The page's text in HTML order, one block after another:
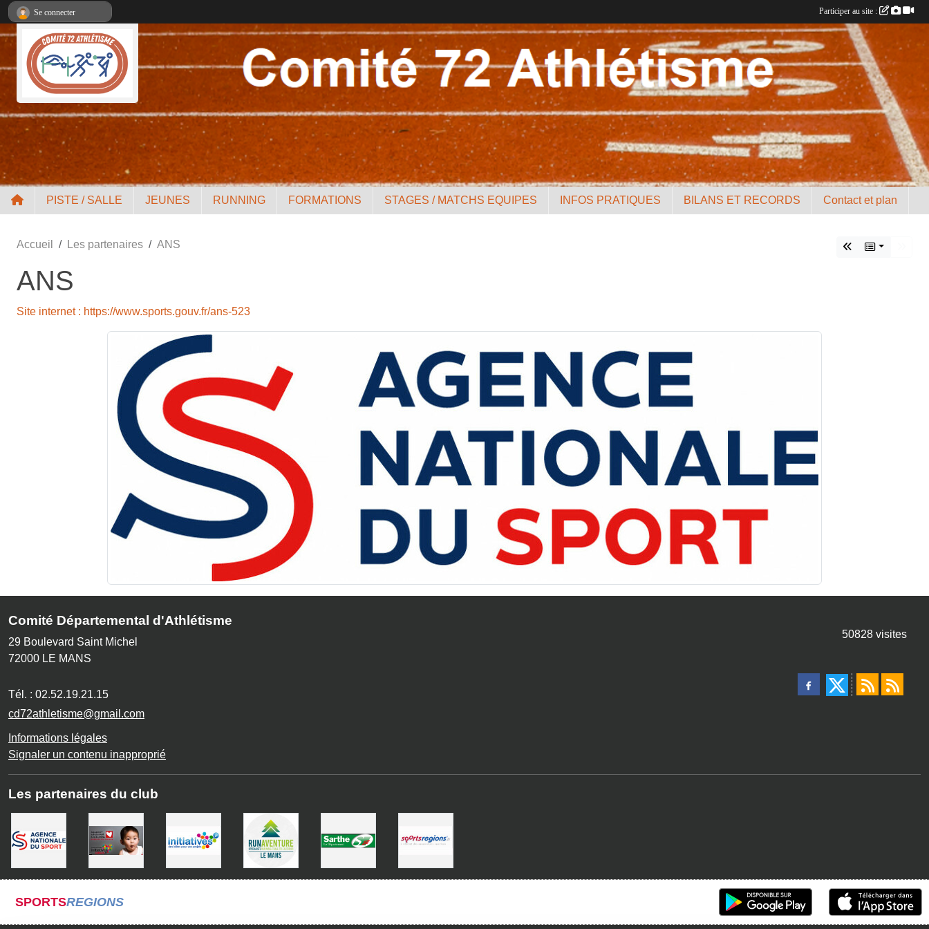
PISTE / SALLE JEUNES RUNNING FORMATIONS STAGES / MATCHS EQUIPES INFOS PRATIQUES BILANS ET RECORDS Contact et plan
Accueil Les partenaires ANS
ANS
Site internet : https://www.sports.gouv.fr/ans-523
Comité Départemental d'Athlétisme
29 Boulevard Saint Michel
72000 LE MANS
Tél. : 02.52.19.21.15
cd72athletisme@gmail.com
Informations légales
Signaler un contenu inapproprié
50828 visites
Les partenaires du club
SPORTSREGIONS
Se connecter Participer au site :
Panneau de gestion des cookies